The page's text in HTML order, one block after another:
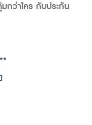
มกว่าใคร กับประกัน